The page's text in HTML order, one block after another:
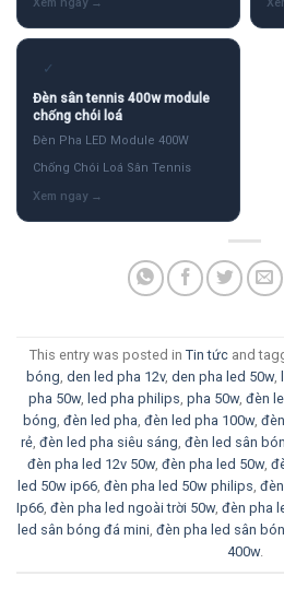
✓
Đèn sân tennis 400w module
chống chói loá
Đèn Pha LED Module 400W
Chống Chói Loá Sân Tennis
This entry was posted in Tin tức and
bóng, den led pha 12v, den pha led 50w,
pha 50w, led pha philips, pha 50w, đèn
bóng, đèn led pha, đèn led pha 100w,
rẻ, đèn led pha siêu sáng, đèn led sân
đèn pha led 12v 50w, đèn pha led 50w,
led 50w ip66, đèn pha led 50w philips,
Ip66, đèn pha led ngoài trời 50w, đèn pha
led sân bóng đá mini, đèn pha led sân
400w.